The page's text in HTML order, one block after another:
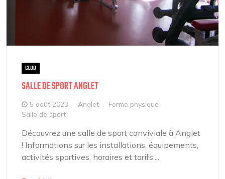
CLUB
SALLE DE SPORT ANGLET
5 août 2023 Anglet
Forme physique
Salle de sport
Découvrez une salle de sport conviviale à Anglet
! Informations sur les installations, équipements,
activités sportives, horaires et tarifs....